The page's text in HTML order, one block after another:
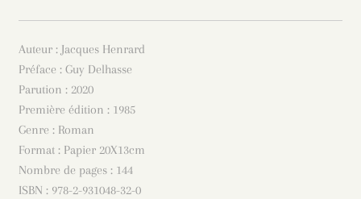
Auteur : Jacques Henrard
Préface : Guy Delhasse
Parution : 2020
Première édition : 1985
Genre : Roman
Format : Papier 20X13cm
Nombre de pages : 144
ISBN : 978-2-931048-32-0